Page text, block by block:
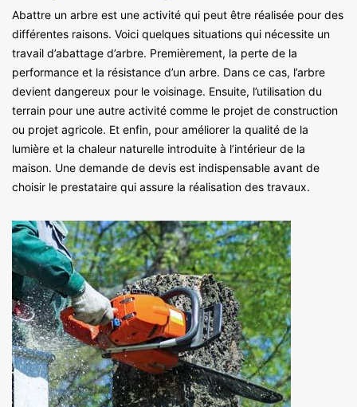
Abattre un arbre est une activité qui peut être réalisée pour des
différentes raisons. Voici quelques situations qui nécessite un
travail d’abattage d’arbre. Premièrement, la perte de la
performance et la résistance d’un arbre. Dans ce cas, l’arbre
devient dangereux pour le voisinage. Ensuite, l’utilisation du
terrain pour une autre activité comme le projet de construction
ou projet agricole. Et enfin, pour améliorer la qualité de la
lumière et la chaleur naturelle introduite à l’intérieur de la
maison. Une demande de devis est indispensable avant de
choisir le prestataire qui assure la réalisation des travaux.